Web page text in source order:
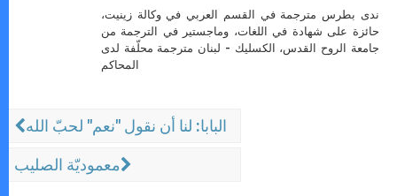
ندى بطرس مترجمة في القسم العربي في وكالة زينيت،
حائزة على شهادة في اللغات، وماجستير في الترجمة من
جامعة الروح القدس، الكسليك - لبنان مترجمة محلّفة لدى
المحاكم
البابا: لنا أن نقول "نعم" لحبّ الله
معموديّة الصليب